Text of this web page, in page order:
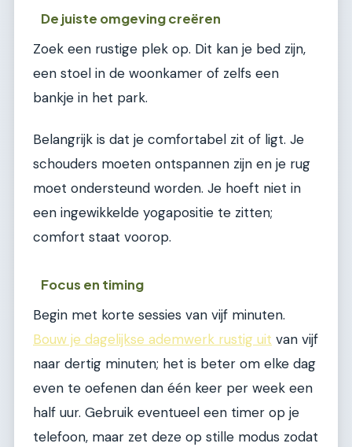
De juiste omgeving creëren
Zoek een rustige plek op. Dit kan je bed zijn,
een stoel in de woonkamer of zelfs een
bankje in het park.
Belangrijk is dat je comfortabel zit of ligt. Je
schouders moeten ontspannen zijn en je rug
moet ondersteund worden. Je hoeft niet in
een ingewikkelde yogapositie te zitten;
comfort staat voorop.
Focus en timing
Begin met korte sessies van vijf minuten.
Bouw je dagelijkse ademwerk rustig uit van vijf
naar dertig minuten; het is beter om elke dag
even te oefenen dan één keer per week een
half uur. Gebruik eventueel een timer op je
telefoon, maar zet deze op stille modus zodat